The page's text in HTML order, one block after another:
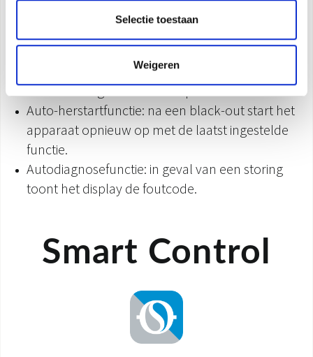
Selectie toestaan
Weigeren
Breeze Away- en Swing-functies: voorkom een
automatisch aan (horizontaal en verticaal)
Gear-functie: 3 vermogensopties (50-75-100%)
om het energieverbruik te optimaliseren
Auto-herstartfunctie: na een black-out start het
apparaat opnieuw op met de laatst ingestelde
functie.
Autodiagnosefunctie: in geval van een storing
toont het display de foutcode.
Smart Control